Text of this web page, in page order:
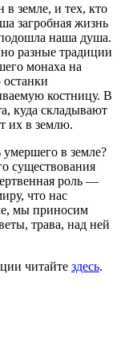
в земле, и тех, кто
загробная жизнь
наша душа.
разные традиции
монаха на
останки
костницу. В
куда складывают
их в землю.
в земле?
существования
роль —
что нас
мы приносим
трава, над ней
читайте здесь.